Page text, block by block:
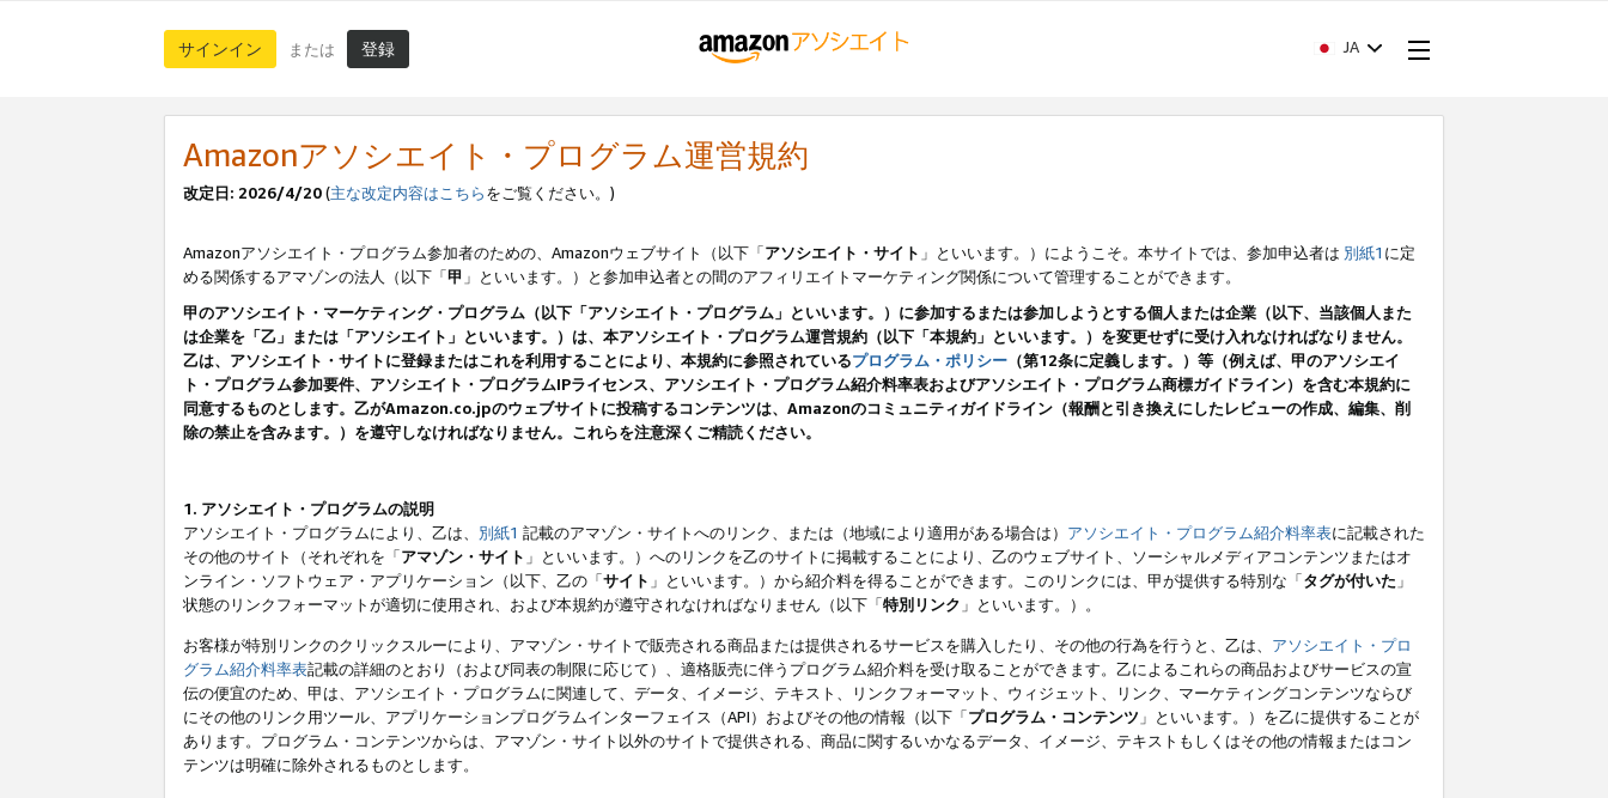
サインイン または 登録 JA
Amazonアソシエイト・プログラム運営規約
改定日: 2026/4/20(主な改定内容はこちらをご覧ください。)
Amazonアソシエイト・プログラム参加者のための、Amazonウェブサイト（以下「アソシエイト・サイト 」といいます。）にようこそ。本サイトでは、参加申込者は 別紙1 に定
める関係するアマゾンの法人（以下「甲 」といいます。）と参加申込者との間のアフィリエイトマーケティング関係について管理することができます。
甲のアソシエイト・マーケティング・プログラム（以下「アソシエイト・プログラム」といいます。）に参加するまたは参加しようとする個人または企業（以下、当該個人また
は企業を「乙」または「アソシエイト」といいます。）は、本アソシエイト・プログラム運営規約（以下「本規約」といいます。）を変更せずに受け入れなければなりません。
乙は、アソシエイト・サイトに登録またはこれを利用することにより、本規約に参照されているプログラム・ポリシー （第12条に定義します。）等（例えば、甲のアソシエイ
ト・プログラム参加要件、アソシエイト・プログラムIPライセンス、アソシエイト・プログラム紹介料率表およびアソシエイト・プログラム商標ガイドライン）を含む本規約に
同意するものとします。乙がAmazon.co.jpのウェブサイトに投稿するコンテンツは、Amazonのコミュニティガイドライン（報酬と引き換えにしたレビューの作成、編集、削
除の禁止を含みます。）を遵守しなければなりません。これらを注意深くご精読ください。
1. アソシエイト・プログラムの説明
アソシエイト・プログラムにより、乙は、 別紙1 記載のアマゾン・サイトへのリンク、または（地域により適用がある場合は） アソシエイト・プログラム紹介料率表に記載された
その他のサイト（それぞれを「アマゾン・サイト 」といいます。）へのリンクを乙のサイトに掲載することにより、乙のウェブサイト、ソーシャルメディアコンテンツまたはオ
ンライン・ソフトウェア・アプリケーション（以下、乙の「サイト 」といいます。）から紹介料を得ることができます。このリンクには、甲が提供する特別な「タグが付いた 」
状態のリンクフォーマットが適切に使用され、および本規約が遵守されなければなりません（以下「特別リンク 」といいます。）。
お客様が特別リンクのクリックスルーにより、アマゾン・サイトで販売される商品または提供されるサービスを購入したり、その他の行為を行うと、乙は、 アソシエイト・プロ
グラム紹介料率表記載の詳細のとおり（および同表の制限に応じて）、適格販売に伴うプログラム紹介料を受け取ることができます。乙によるこれらの商品およびサービスの宣
伝の便宜のため、甲は、アソシエイト・プログラムに関連して、データ、イメージ、テキスト、リンクフォーマット、ウィジェット、リンク、マーケティングコンテンツならび
にその他のリンク用ツール、アプリケーションプログラムインターフェイス（API）およびその他の情報（以下「プログラム・コンテンツ 」といいます。）を乙に提供することが
あります。プログラム・コンテンツからは、アマゾン・サイト以外のサイトで提供される、商品に関するいかなるデータ、イメージ、テキストもしくはその他の情報またはコン
テンツは明確に除外されるものとします。